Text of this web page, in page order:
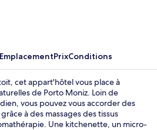
EmplacementPrixConditions
cet appart'hôtel vous place à
de Porto Moniz. Loin de
vous pouvez vous accorder des
à des massages des tissus
Une kitchenette, un micro-